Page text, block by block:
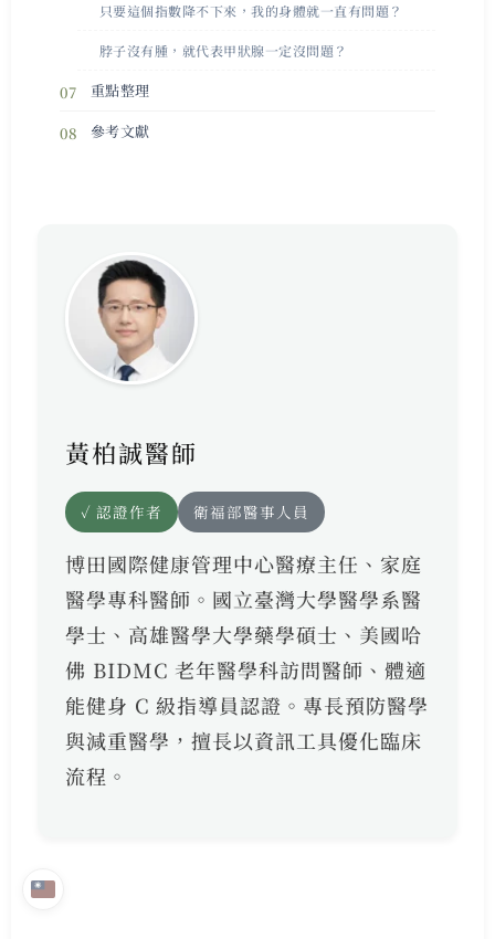
只要這個指數降不下來，我的身體就一直有問題？
脖子沒有腫，就代表甲狀腺一定沒問題？
重點整理
參考文獻
黃柏誠醫師
✓ 認證作者 衛福部醫事人員
博田國際健康管理中心醫療主任、家庭
醫學專科醫師。國立臺灣大學醫學系醫
學士、高雄醫學大學藥學碩士、美國哈
佛 BIDMC 老年醫學科訪問醫師、體適
能健身 C 級指導員認證。專長預防醫學
與減重醫學，擅長以資訊工具優化臨床
流程。